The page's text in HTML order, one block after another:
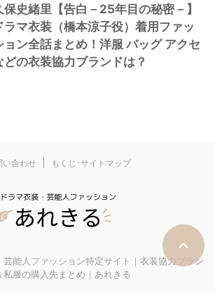
保史緒里【告白－25年目の秘密－】
ラマ衣装（橋本涼子役）着用ファッ
ョン全話まとめ！洋服 バッグ アクセ
どの衣装協力ブランドは？
い合わせ もくじ･サイトマップ
能人ファッション特定サイト｜衣装協力ブラン
私服の購入先まとめ｜あれきる